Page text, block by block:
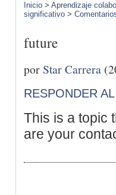
Inicio > Aprendizaje
significativo >
future
porStar Carrera
RESPONDER
This is a topic
are your